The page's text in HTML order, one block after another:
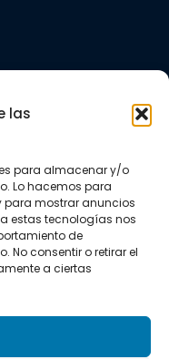
las
para almacenar y/o
Lo hacemos para
para mostrar anuncios
estas tecnologías nos
de
No consentir o retirar el
a ciertas
privacidad